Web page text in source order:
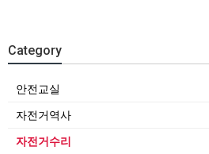
Category
안전교실
자전거역사
자전거수리